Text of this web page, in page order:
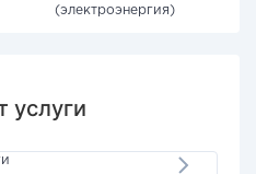
(электроэнергия)
услуги